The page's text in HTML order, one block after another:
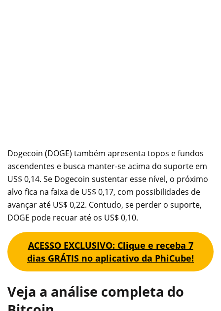
Dogecoin (DOGE) também apresenta topos e fundos
ascendentes e busca manter-se acima do suporte em
US$ 0,14. Se Dogecoin sustentar esse nível, o próximo
alvo fica na faixa de US$ 0,17, com possibilidades de
avançar até US$ 0,22. Contudo, se perder o suporte,
DOGE pode recuar até os US$ 0,10.
ACESSO EXCLUSIVO: Clique e receba 7
dias GRÁTIS no aplicativo da PhiCube!
Veja a análise completa do